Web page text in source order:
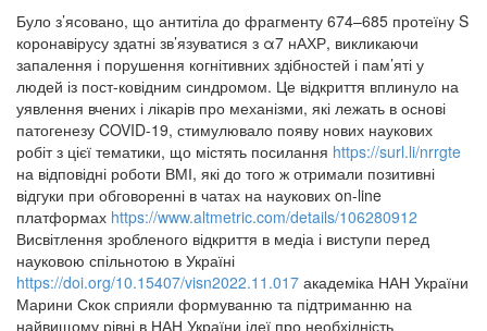
Було з’ясовано, що антитіла до фрагменту 674–685 протеїну S
коронавірусу здатні зв’язуватися з α7 нАХР, викликаючи
запалення і порушення когнітивних здібностей і пам’яті у
людей із пост-ковідним синдромом. Це відкриття вплинуло на
уявлення вчених і лікарів про механізми, які лежать в основі
патогенезу COVID-19, стимулювало появу нових наукових
робіт з цієї тематики, що містять посилання https://surl.li/nrrgte
на відповідні роботи ВМІ, які до того ж отримали позитивні
відгуки при обговоренні в чатах на наукових on-line
платформах https://www.altmetric.com/details/106280912
Висвітлення зробленого відкриття в медіа і виступи перед
науковою спільнотою в Україні
https://doi.org/10.15407/visn2022.11.017 академіка НАН України
Марини Скок сприяли формуванню та підтриманню на
найвищому рівні в НАН України ідеї про необхідність